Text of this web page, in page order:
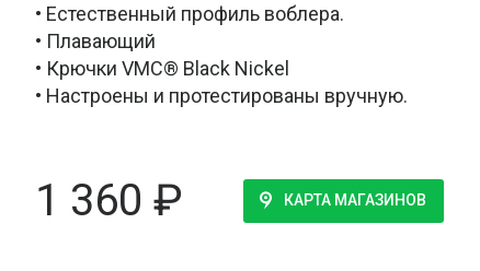
• Естественный профиль воблера.
• Плавающий
• Крючки VMC® Black Nickel
• Настроены и протестированы вручную.
1 360 ₽ КАРТА МАГАЗИНОВ